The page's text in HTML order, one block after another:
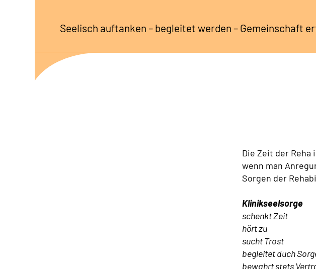
Seelisch auftanken – begleitet werden – Gemeinschaft
Die Zeit der
wenn man
Sorgen der
Klinikseelsorge
schenkt Zeit
hört zu
sucht Trost
begleitet duch
bewahrt stets